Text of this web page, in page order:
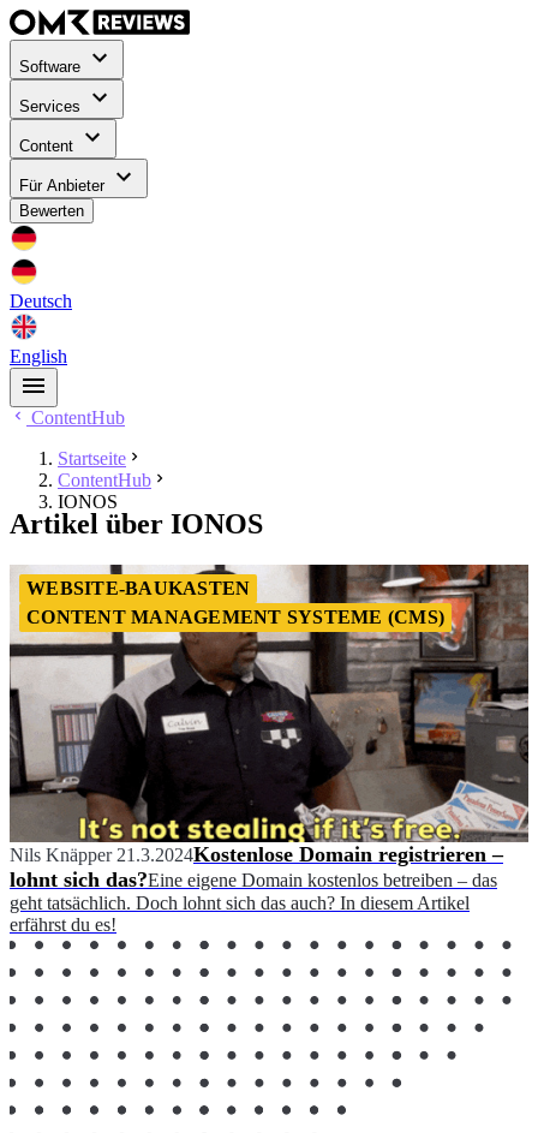
Software
Services
Content
Für Anbieter
Bewerten
Deutsch
English
ContentHub
Startseite
ContentHub
IONOS
Artikel über IONOS
WEBSITE-BAUKASTEN
CONTENT MANAGEMENT SYSTEME (CMS)
Nils Knäpper 21.3.2024Kostenlose Domain registrieren –
lohnt sich das?Eine eigene Domain kostenlos betreiben – das
geht tatsächlich. Doch lohnt sich das auch? In diesem Artikel
erfährst du es!